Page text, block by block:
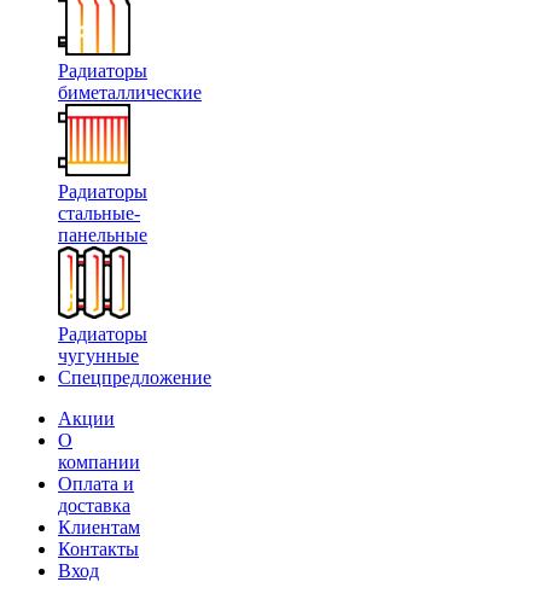
Радиаторы
биметаллические
Радиаторы
стальные-
панельные
Радиаторы
чугунные
Спецпредложение
Акции
О
компании
Оплата и
доставка
Клиентам
Контакты
Вход